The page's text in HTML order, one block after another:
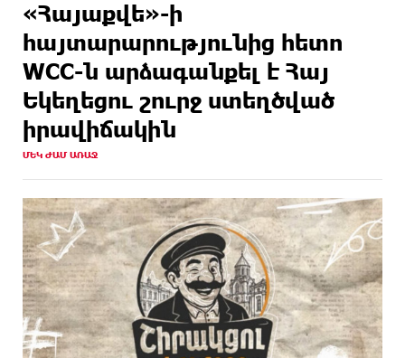
«Հայաքվե»-ի
հայտարարությունից հետո
WCC-ն արձագանքել է Հայ
Եկեղեցու շուրջ ստեղծված
իրավիճակին
ՄԵԿ ԺԱՄ ԱՌԱՋ